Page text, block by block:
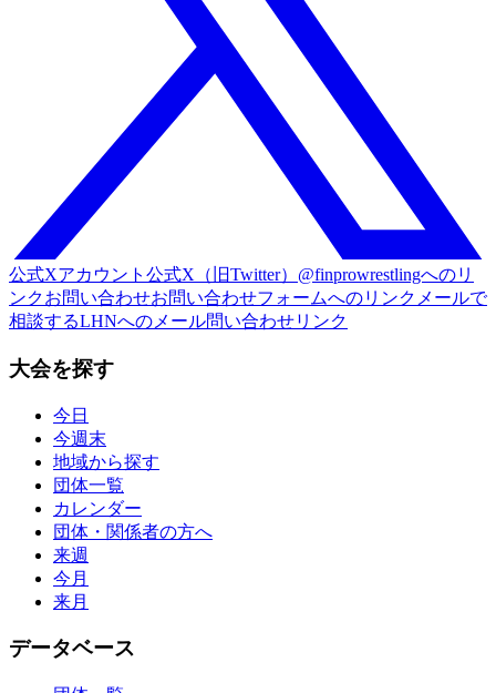
公式Xアカウント 公式X（旧Twitter）@finprowrestlingへのリ
ンクお問い合わせお問い合わせフォームへのリンク メールで
相談するLHNへのメール問い合わせリンク
大会を探す
今日
今週末
地域から探す
団体一覧
カレンダー
団体・関係者の方へ
来週
今月
来月
データベース